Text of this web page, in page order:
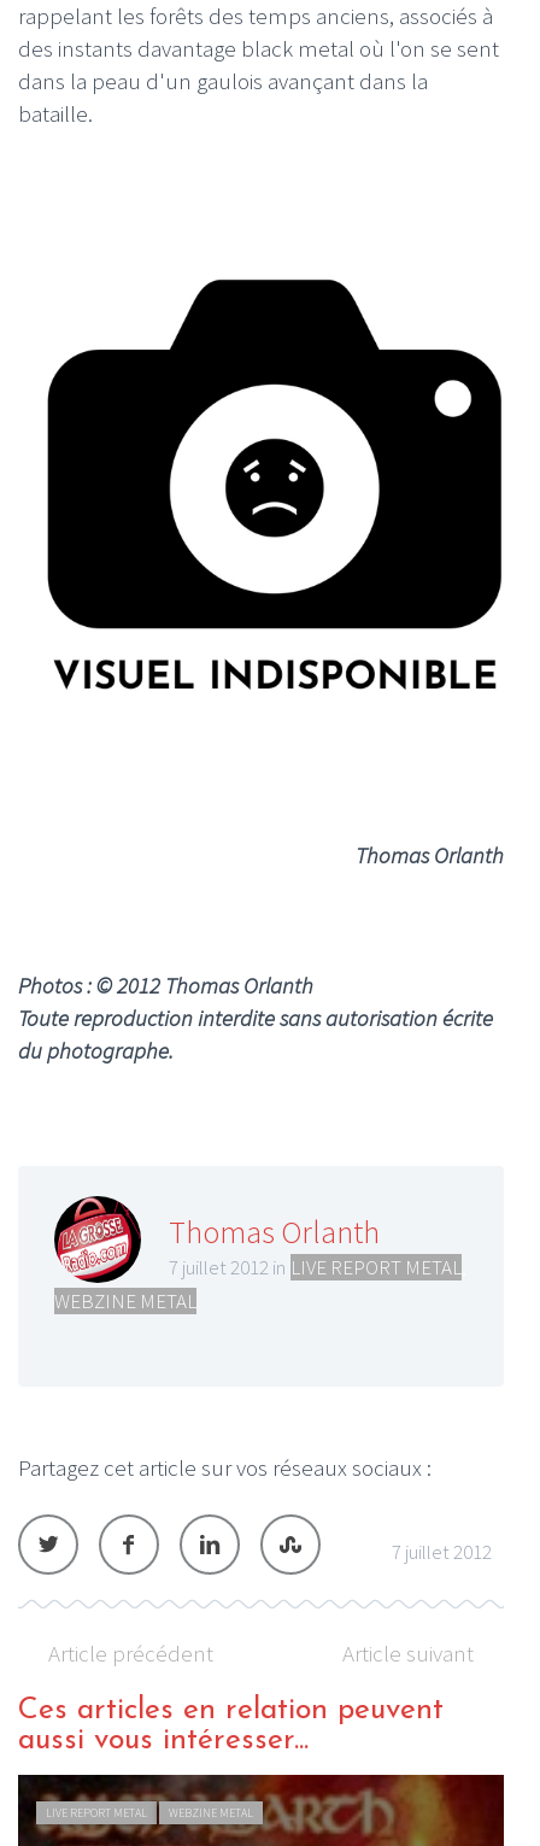
rappelant les forêts des temps anciens, associés à
des instants davantage black metal où l'on se sent
dans la peau d'un gaulois avançant dans la
bataille.
Thomas Orlanth
Photos : © 2012 Thomas Orlanth
Toute reproduction interdite sans autorisation écrite
du photographe.
Thomas Orlanth
7 juillet 2012 in LIVE REPORT METAL
WEBZINE METAL
Partagez cet article sur vos réseaux sociaux :
7 juillet 2012
Article précédent Article suivant
Ces articles en relation peuvent
aussi vous intéresser...
LIVE REPORT METAL WEBZINE METAL